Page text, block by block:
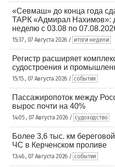
«Севмаш» до конца года
ТАРК «Адмирал Нахимов»:
неделю с 03.08 по
15:37 , 07 Августа 2026 / итоги недели
Регистр расширяет
судостроения и
15:15 , 07 Августа 2026 / события
Пассажиропоток между
вырос почти на 40%
14:05 , 07 Августа 2026 / судоходство
Более 3,6 тыс. км
ЧС в Керченском проливе
13:46 , 07 Августа 2026 / события